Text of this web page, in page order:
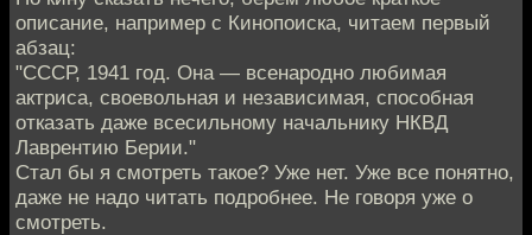
описание, например с Кинопоиска, читаем первый
абзац:
"СССР, 1941 год. Она — всенародно любимая
актриса, своевольная и независимая, способная
отказать даже всесильному начальнику НКВД
Лаврентию Берии."
Стал бы я смотреть такое? Уже нет. Уже все понятно,
даже не надо читать подробнее. Не говоря уже о
смотреть.